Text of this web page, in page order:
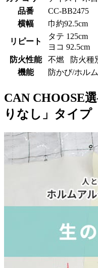
品番
CC-BB2475
横幅
巾約92.5cm
リピート
タテ 125cm
ヨコ 92.5cm
防火性能
不燃 防火種
機能
防かび/ホル
CAN CHOOSE
りなし」タイプ